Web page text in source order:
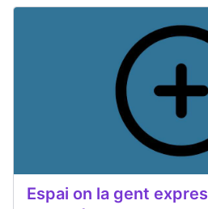
Espai on la gent